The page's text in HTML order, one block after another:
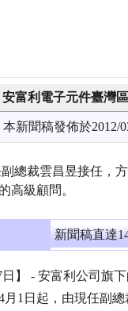
安富利電子元件臺灣
本新聞稿發佈於2012/
副總裁雲昌昱接任，
高級顧問。
新聞稿直達
日】 - 安富利公司旗
1日起，由現任副總